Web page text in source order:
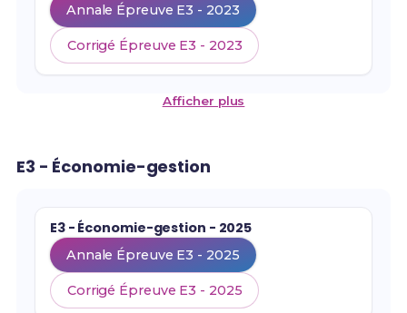
Annale Épreuve E3 - 2023
Corrigé Épreuve E3 - 2023
Afficher plus
E3 - Économie-gestion
E3 - Économie-gestion - 2025
Annale Épreuve E3 - 2025
Corrigé Épreuve E3 - 2025